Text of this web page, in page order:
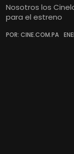
Nosotros los
para el estreno
POR: CINE.COM.PA